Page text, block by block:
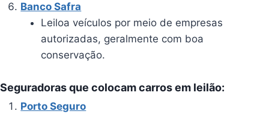
Banco Safra
Leiloa veículos por meio de empresas
autorizadas, geralmente com boa
conservação.
Seguradoras que colocam carros em leilão:
Porto Seguro